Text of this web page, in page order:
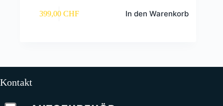
399,00 CHF In den Warenkorb
Kontakt